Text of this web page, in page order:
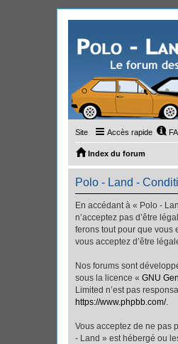
Site Accès rapide
Index du forum
Polo - Land -
En accédant à « Polo -
n’acceptez pas d’être
ferons tout pour que vous
vous acceptez d’être
Nos forums sont
sous la licence « GNU
Limited n’est pas
https://www.phpbb.com/.
Vous acceptez de ne pas
- Land » est hébergé ou